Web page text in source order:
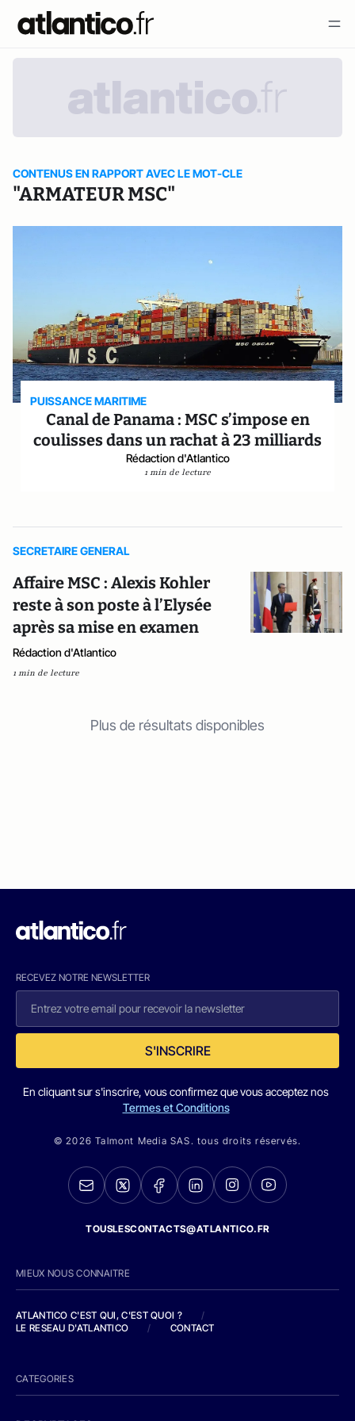
CONTENUS EN RAPPORT AVEC LE MOT-CLE
"ARMATEUR MSC"
PUISSANCE MARITIME
Canal de Panama : MSC s’impose en
coulisses dans un rachat à 23 milliards
Rédaction d'Atlantico
1 min de lecture
SECRETAIRE GENERAL
Affaire MSC : Alexis Kohler
reste à son poste à l’Elysée
après sa mise en examen
Rédaction d'Atlantico
1 min de lecture
Plus de résultats disponibles
RECEVEZ NOTRE NEWSLETTER
S'INSCRIRE
En cliquant sur s'inscrire, vous confirmez que vous acceptez nos
Termes et Conditions
© 2026 Talmont Media SAS. tous droits réservés.
TOUSLESCONTACTS@ATLANTICO.FR
MIEUX NOUS CONNAITRE
ATLANTICO C'EST QUI, C'EST QUOI ?
/
LE RESEAU D'ATLANTICO
/ CONTACT
CATEGORIES